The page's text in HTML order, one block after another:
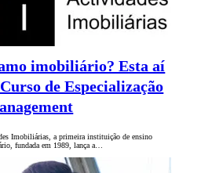
imobiliário? Esta aí
de Especialização
Imobiliárias, a primeira instituição de ensino
fundada em 1989, lança a…